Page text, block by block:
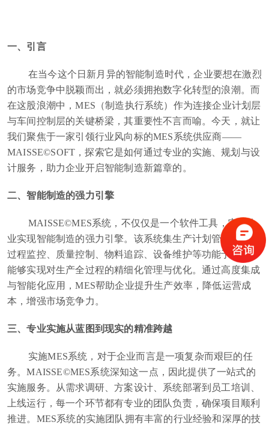
一、引言
在当今这个日新月异的智能制造时代，企业要想在激烈
的市场竞争中脱颖而出，就必须拥抱数字化转型的浪潮。而
在这股浪潮中，MES（制造执行系统）作为连接企业计划层
与车间控制层的关键桥梁，其重要性不言而喻。今天，就让
我们聚焦于一家引领行业风向标的MES系统供应商——
MAISSE©SOFT，探索它是如何通过专业的实施、规划与设
计服务，助力企业开启智能制造新篇章的。
二、智能制造的强力引擎
MAISSE©MES系统，不仅仅是一个软件工具，它是企
业实现智能制造的强力引擎。该系统集生产计划管理、生产
过程监控、质量控制、物料追踪、设备维护等功能于一体，
能够实现对生产全过程的精细化管理与优化。通过高度集成
与智能化应用，MES帮助企业提升生产效率，降低运营成
本，增强市场竞争力。
三、专业实施从蓝图到现实的精准跨越
实施MES系统，对于企业而言是一项复杂而艰巨的任
务。MAISSE©MES系统深知这一点，因此提供了一站式的
实施服务。从需求调研、方案设计、系统部署到员工培训、
上线运行，每一个环节都有专业的团队负责，确保项目顺利
推进。MES系统的实施团队拥有丰富的行业经验和深厚的技